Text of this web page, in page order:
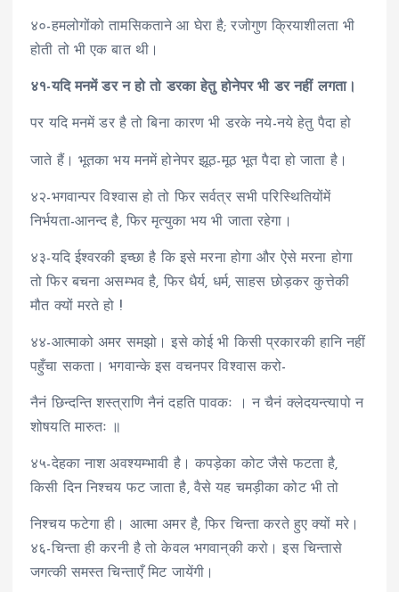
४०-हमलोगोंको तामसिकताने आ घेरा है; रजोगुण क्रियाशीलता भी
होती तो भी एक बात थी।
४१-यदि मनमें डर न हो तो डरका हेतु होनेपर भी डर नहीं लगता।
पर यदि मनमें डर है तो बिना कारण भी डरके नये-नये हेतु पैदा हो
जाते हैं। भूतका भय मनमें होनेपर झूठ-मूठ भूत पैदा हो जाता है।
४२-भगवान्पर विश्वास हो तो फिर सर्वत्र सभी परिस्थितियोंमें
निर्भयता-आनन्द है, फिर मृत्युका भय भी जाता रहेगा।
४३-यदि ईश्वरकी इच्छा है कि इसे मरना होगा और ऐसे मरना होगा
तो फिर बचना असम्भव है, फिर धैर्य, धर्म, साहस छोड़कर कुत्तेकी
मौत क्यों मरते हो !
४४-आत्माको अमर समझो। इसे कोई भी किसी प्रकारकी हानि नहीं
पहुँचा सकता। भगवान्के इस वचनपर विश्वास करो-
नैनं छिन्दन्ति शस्त्राणि नैनं दहति पावकः । न चैनं क्लेदयन्त्यापो न
शोषयति मारुतः ॥
४५-देहका नाश अवश्यम्भावी है। कपड़ेका कोट जैसे फटता है,
किसी दिन निश्चय फट जाता है, वैसे यह चमड़ीका कोट भी तो
निश्चय फटेगा ही। आत्मा अमर है, फिर चिन्ता करते हुए क्यों मरे।
४६-चिन्ता ही करनी है तो केवल भगवान्‌की करो। इस चिन्तासे
जगत्की समस्त चिन्ताएँ मिट जायेंगी।